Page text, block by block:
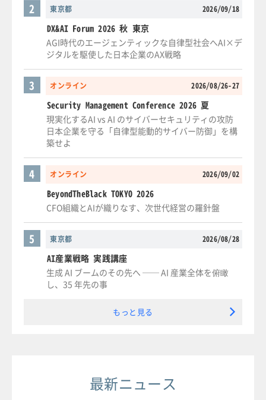
東京都 2026/09/18
2
DX&AI Forum 2026 秋 東京
AGI時代のエージェンティックな自律型社会へAI×デ
ジタルを駆使した日本企業のAX戦略
オンライン 2026/08/26-27
3
Security Management Conference 2026 夏
現実化するAI vs AI のサイバーセキュリティの攻防
日本企業を守る「自律型能動的サイバー防御」を構
築せよ
オンライン 2026/09/02
4
BeyondTheBlack TOKYO 2026
CFO組織とAIが織りなす、次世代経営の羅針盤
東京都 2026/08/28
5
AI産業戦略 実践講座
生成 AI ブームのその先へ ── AI 産業全体を俯瞰
し、35 年先の事
もっと見る
最新ニュース